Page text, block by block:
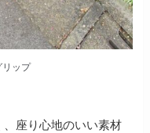
リップ
座り心地のいい素材